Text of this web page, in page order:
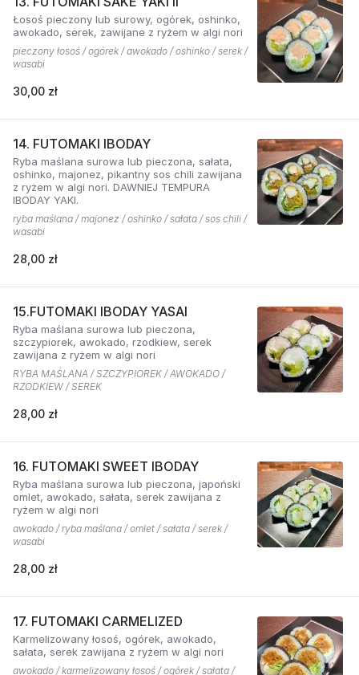
Łosoś pieczony lub surowy, ogórek, oshinko,
awokado, serek, zawijane z ryżem w algi nori
pieczony łosoś / ogórek / awokado / oshinko / serek /
wasabi
30,00 zł
14. FUTOMAKI IBODAY
Ryba maślana surowa lub pieczona, sałata,
oshinko, majonez, pikantny sos chili zawijana
z ryżem w algi nori. DAWNIEJ TEMPURA
IBODAY YAKI.
ryba maślana / majonez / oshinko / sałata / sos chili /
wasabi
28,00 zł
15.FUTOMAKI IBODAY YASAI
Ryba maślana surowa lub pieczona,
szczypiorek, awokado, rzodkiew, serek
zawijana z ryżem w algi nori
RYBA MAŚLANA / SZCZYPIOREK / AWOKADO /
RZODKIEW / SEREK
28,00 zł
16. FUTOMAKI SWEET IBODAY
Ryba maślana surowa lub pieczona, japoński
omlet, awokado, sałata, serek zawijana z
ryżem w algi nori
awokado / ryba maślana / omlet / sałata / serek /
wasabi
28,00 zł
17. FUTOMAKI CARMELIZED
Karmelizowany łosoś, ogórek, awokado,
sałata, serek zawijana z ryżem w algi nori
awokado / karmelizowany łosoś / ogórek / sałata /